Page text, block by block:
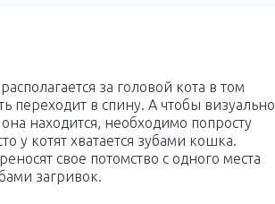
за головой кота в том
переходит в спину. А чтобы визуально
находится, необходимо попросту
у котят хватается зубами кошка.
свое потомство с одного места
загривок.